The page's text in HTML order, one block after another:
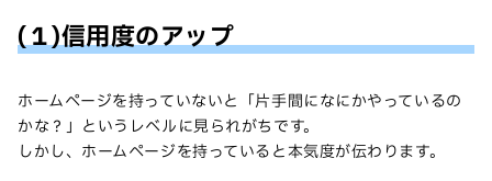
(１)信用度のアップ
ホームページを持っていないと「片手間になにかやっているの
かな？」というレベルに見られがちです。
しかし、ホームページを持っていると本気度が伝わります。